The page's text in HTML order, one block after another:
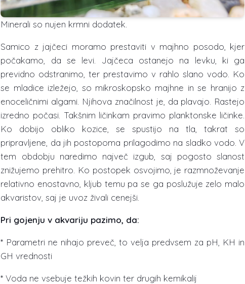
Minerali so nujen krmni dodatek.
Samico z jajčeci moramo prestaviti v majhno posodo, kjer
počakamo, da se levi. Jajčeca ostanejo na levku, ki ga
previdno odstranimo, ter prestavimo v rahlo slano vodo. Ko
se mladice izležejo, so mikroskopsko majhne in se hranijo z
enoceličnimi algami. Njihova značilnost je, da plavajo. Rastejo
izredno počasi. Takšnim ličinkam pravimo planktonske ličinke.
Ko dobijo obliko kozice, se spustijo na tla, takrat so
pripravljene, da jih postopoma prilagodimo na sladko vodo. V
tem obdobju naredimo največ izgub, saj pogosto slanost
znižujemo prehitro. Ko postopek osvojimo, je razmnoževanje
relativno enostavno, kljub temu pa se ga poslužuje zelo malo
akvaristov, saj je uvoz živali cenejši.
Pri gojenju v akvariju pazimo, da:
* Parametri ne nihajo preveč, to velja predvsem za pH, KH in
GH vrednosti
* Voda ne vsebuje težkih kovin ter drugih kemikalij